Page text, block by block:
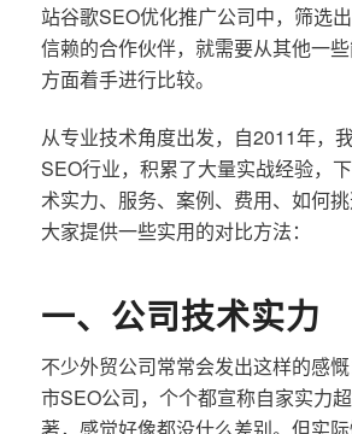
站谷歌SEO优化推广公司中，筛选
信赖的合作伙伴，就需要从其他一
方面着手进行比较。
从专业技术角度出发，自2011年，
SEO行业，积累了大量实战经验，
术实力、服务、案例、费用、如何
大家提供一些实用的对比方法：
一、公司技术实力
不少外贸公司常常会发出这样的感
市SEO公司，个个都宣称自家实力
著，感觉好像都没什么差别。但实